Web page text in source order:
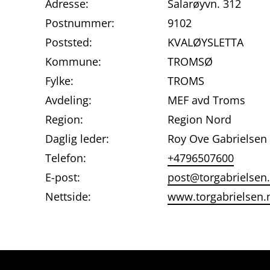
Adresse:
Salarøyvn. 312
Postnummer:
9102
Poststed:
KVALØYSLETTA
Kommune:
TROMSØ
Fylke:
TROMS
Avdeling:
MEF avd Troms
Region:
Region Nord
Daglig leder:
Roy Ove Gabrielsen
Telefon:
+4796507600
E-post:
Nettside: